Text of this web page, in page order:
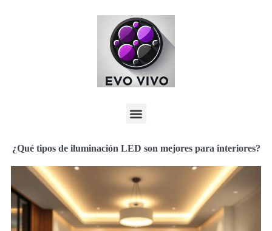
¿Qué tipos de iluminación LED son mejores para interiores?